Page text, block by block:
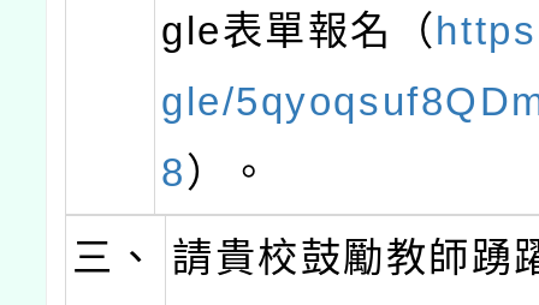
gle表單報名（
gle/
8）。
三、
請貴校鼓勵教師踴